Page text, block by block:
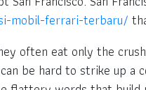
mobil-ferrari-terbaru/
often eat only the
be hard to strike up a